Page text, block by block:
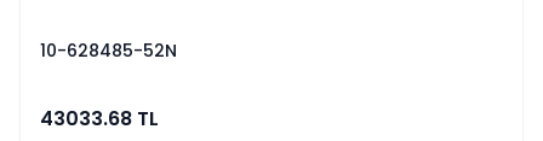
10-628485-52N
43033.68 TL